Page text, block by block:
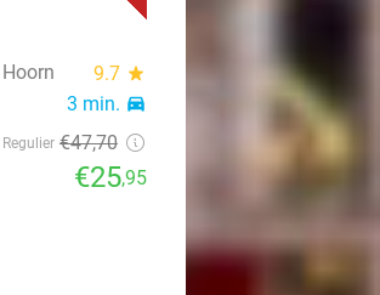
9.7 star
3 min. directions_car
Regulier €47,70
€25,95